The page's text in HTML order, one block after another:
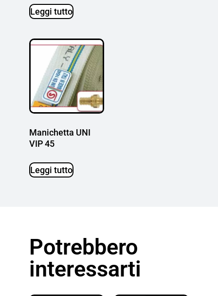
Leggi tutto
Manichetta UNI
VIP 45
Leggi tutto
Potrebbero
interessarti